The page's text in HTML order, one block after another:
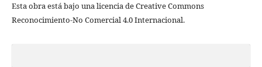
Esta obra está bajo una licencia de Creative Commons
Reconocimiento-No Comercial 4.0 Internacional.